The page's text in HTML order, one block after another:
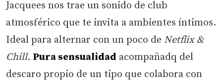
Jacquees nos trae un sonido de club
atmosférico que te invita a ambientes íntimos.
Ideal para alternar con un poco de Netflix &
Chill. Pura sensualidad acompañadq del
descaro propio de un tipo que colabora con